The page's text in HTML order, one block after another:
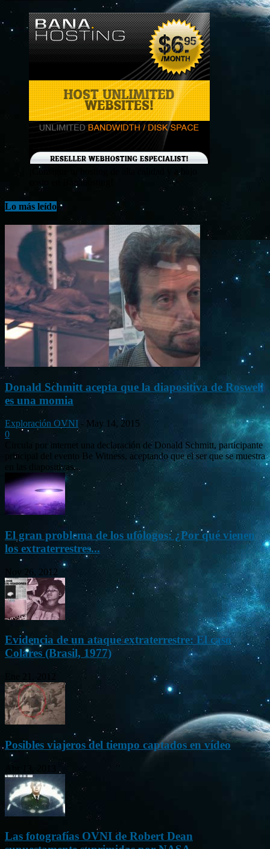
¡Consigue tu hosting de alta calidad y a bajo
costo en Banahosting!
Lo más leído
Donald Schmitt acepta que la diapositiva de Roswell
es una momia
Exploración OVNI - May 14, 2015
0
Circula por internet una declaración de Donald Schmitt, participante
principal del evento Be Witness, aceptando que el ser que se muestra
en las diapositivas...
El gran problema de los ufólogos: ¿Por qué vienen
los extraterrestres...
Nov 26, 2012
Evidencia de un ataque extraterrestre: El caso
Colares (Brasil, 1977)
Posibles viajeros del tiempo captados en vídeo
Las fotografías OVNI de Robert Dean